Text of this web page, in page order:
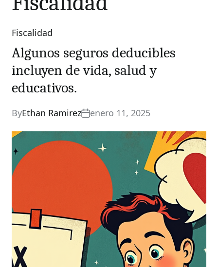
Categories
Fiscalidad
Algunos seguros deducibles
incluyen de vida, salud y
educativos.
ByEthan Ramirez enero 11, 2025